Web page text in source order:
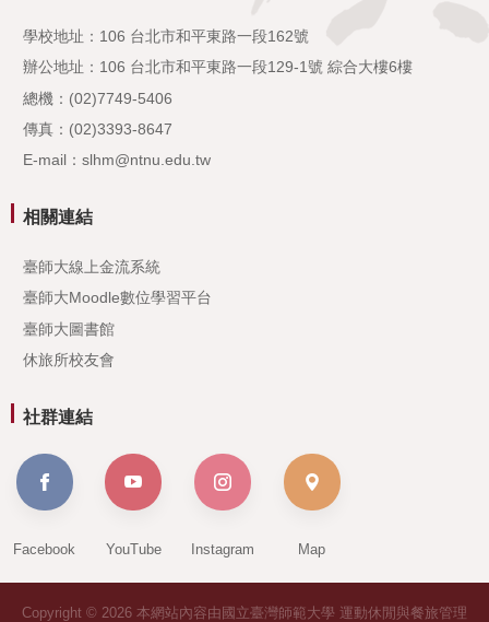
學校地址：106 台北市和平東路一段162號
辦公地址：106 台北市和平東路一段129-1號 綜合大樓6樓
總機：(02)7749-5406
傳真：(02)3393-8647
E-mail：slhm@ntnu.edu.tw
相關連結
臺師大線上金流系統
臺師大Moodle數位學習平台
臺師大圖書館
休旅所校友會
社群連結
Facebook YouTube Instagram Map
Copyright © 2026 本網站內容由國立臺灣師範大學 運動休閒與餐旅管理